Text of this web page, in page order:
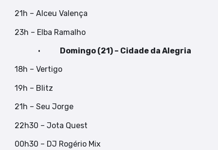
21h – Alceu Valença
23h – Elba Ramalho
• Domingo (21) – Cidade da Alegria
18h – Vertigo
19h – Blitz
21h – Seu Jorge
22h30 – Jota Quest
00h30 – DJ Rogério Mix